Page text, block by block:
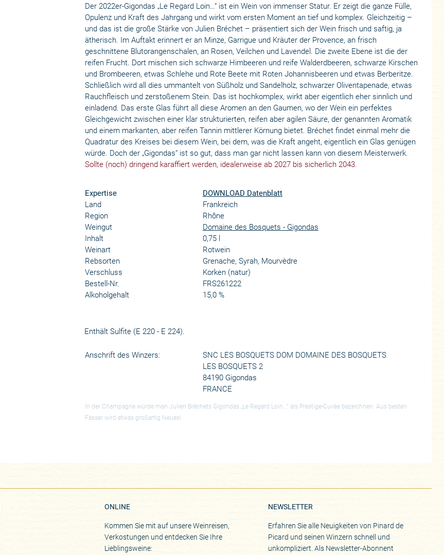
Der 2022er-Gigondas „Le Regard Loin…“ ist ein Wein von immenser Statur. Er zeigt die ganze Fülle,
Opulenz und Kraft des Jahrgang und wirkt vom ersten Moment an tief und komplex. Gleichzeitig –
und das ist die große Stärke von Julien Bréchet – präsentiert sich der Wein frisch und saftig, ja
ätherisch. Im Auftakt erinnert er an Minze, Garrigue und Kräuter der Provence, an frisch
geschnittene Blutorangenschalen, an Rosen, Veilchen und Lavendel. Die zweite Ebene ist die der
reifen Frucht. Dort mischen sich schwarze Himbeeren und reife Walderdbeeren, schwarze Kirschen
und Brombeeren, etwas Schlehe und Rote Beete mit Roten Johannisbeeren und etwas Berberitze.
Schließlich wird all dies ummantelt von Süßholz und Sandelholz, schwarzer Oliventapenade, etwas
Rauchfleisch und zerstoßenem Stein. Das ist hochkomplex, wirkt aber eigentlich eher sinnlich und
einladend. Das erste Glas führt all diese Aromen an den Gaumen, wo der Wein ein perfektes
Gleichgewicht zwischen einer klar strukturierten, reifen aber agilen Säure, der genannten Aromatik
und einem markanten, aber reifen Tannin mittlerer Körnung bietet. Bréchet findet einmal mehr die
Quadratur des Kreises bei diesem Wein, bei dem, was die Kraft angeht, eigentlich ein Glas genügen
würde. Doch der „Gigondas“ ist so gut, dass man gar nicht lassen kann von diesem Meisterwerk.
Sollte (noch) dringend karaffiert werden, idealerweise ab 2027 bis sicherlich 2043.
Expertise
DOWNLOAD Datenblatt
Land
Frankreich
Region
Rhône
Weingut
Domaine des Bosquets - Gigondas
Inhalt
0,75 l
Weinart
Rotwein
Rebsorten
Grenache, Syrah, Mourvèdre
Verschluss
Korken (natur)
Bestell-Nr.
FRS261222
Alkoholgehalt
15,0 %
Enthält Sulfite (E 220 - E 224).
Anschrift des Winzers:
SNC LES BOSQUETS DOM DOMAINE DES BOSQUETS
LES BOSQUETS 2
84190 Gigondas
FRANCE
In der Champagne würde man Julien Bréchets Gigondas „Le Regard Loin…“ als Prestige-Cuvée bezeichnen. Aus besten
Fässer wird etwas großartig Neues!
ONLINE
Kommen Sie mit auf unsere Weinreisen,
Verkostungen und entdecken Sie Ihre
Lieblingsweine:
NEWSLETTER
Erfahren Sie alle Neuigkeiten von Pinard de
Picard und seinen Winzern schnell und
unkompliziert. Als Newsletter-Abonnent